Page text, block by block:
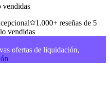
vendidas
1.000+ reseñas de 5
vendidas
ofertas de liquidación,